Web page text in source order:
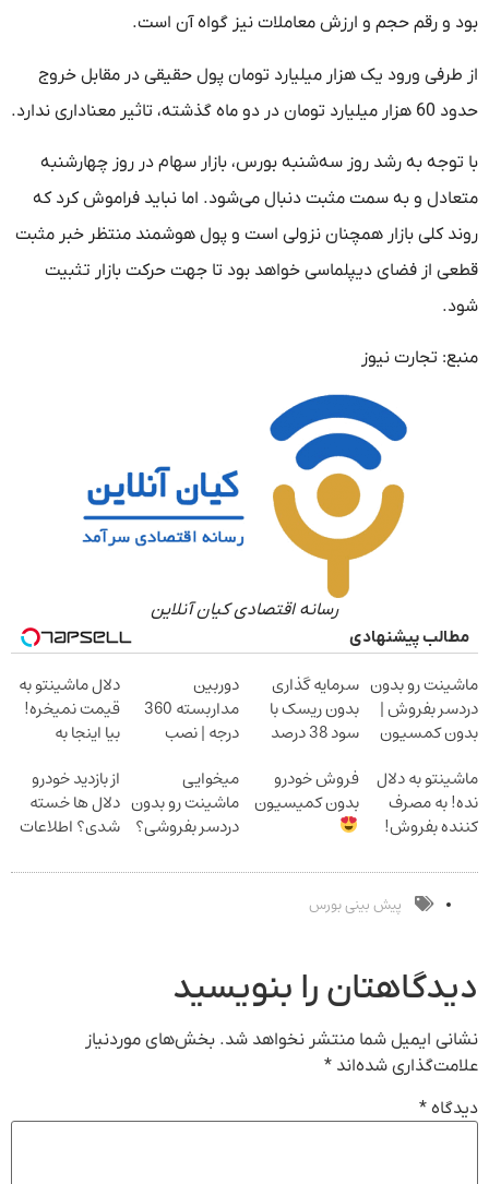
بود و رقم حجم و ارزش معاملات نیز گواه آن است.
از طرفی ورود یک هزار میلیارد تومان پول حقیقی در مقابل خروج
حدود 60 هزار میلیارد تومان در دو ماه گذشته، تاثیر معناداری ندارد.
با توجه به رشد روز سه‌شنبه بورس، بازار سهام در روز چهارشنبه
متعادل و به سمت مثبت دنبال می‌شود. اما نباید فراموش کرد که
روند کلی بازار همچنان نزولی است و پول هوشمند منتظر خبر مثبت
قطعی از فضای دیپلماسی خواهد بود تا جهت حرکت بازار تثبیت
شود.
منبع: تجارت نیوز
رسانه اقتصادی کیان آنلاین
مطالب پیشنهادی
ماشینت رو بدون
دردسر بفروش |
بدون کمسیون
سرمایه گذاری
بدون ریسک با
سود 38 درصد
دوربین
مداربسته 360
درجه | نصب
دلال ماشینتو به
قیمت نمیخره!
بیا اینجا به
بفروش*فقط
خریدار واقعی*
ماشینتو به دلال
نده! به مصرف
کننده بفروش!
یک تماس
فروش خودرو
بدون کمیسیون
میخوایی
ماشینت رو بدون
دردسر بفروشی؟
از بازدید خودرو
دلال ها خسته
شدی؟ اطلاعات
ثبت کن
پیش بینی بورس
دیدگاهتان را بنویسید
نشانی ایمیل شما منتشر نخواهد شد. بخش‌های موردنیاز
علامت‌گذاری شده‌اند *
دیدگاه *